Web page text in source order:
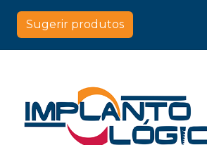
Sugerir produtos